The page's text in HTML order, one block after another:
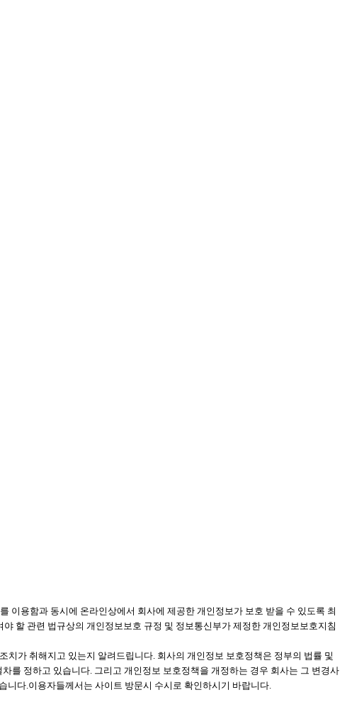
이용함과 동시에 온라인상에서 회사에 제공한 개인정보가 보호 받을 수 있도록 최
할 관련 법규상의 개인정보보호 규정 및 정보통신부가 제정한 개인정보보호지침
가 취해지고 있는지 알려드립니다. 회사의 개인정보 보호정책은 정부의 법률 및
를 정하고 있습니다. 그리고 개인정보 보호정책을 개정하는 경우 회사는 그 변경사
니다.이용자들께서는 사이트 방문시 수시로 확인하시기 바랍니다.